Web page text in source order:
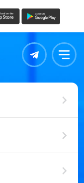
Контакты Меню